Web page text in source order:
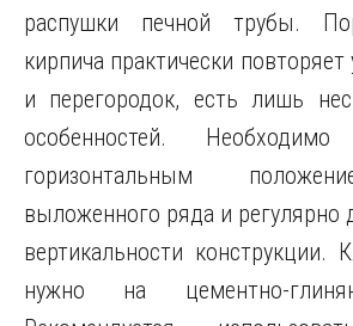
распушки печной трубы.
кирпича практически повторяет
и перегородок, есть лишь
особенностей.
горизонтальным
выложенного ряда и регулярно
вертикальности конструкции.
нужно на цементно-